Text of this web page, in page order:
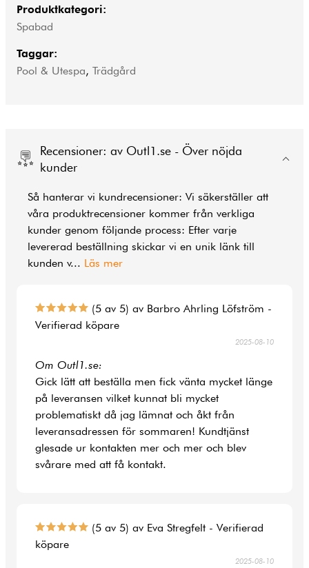
Produktkategori:
Spabad
Taggar:
Pool & Utespa, Trädgård
Recensioner: av Outl1.se - Över nöjda
kunder
Så hanterar vi kundrecensioner: Vi säkerställer att
våra produktrecensioner kommer från verkliga
kunder genom följande process: Efter varje
levererad beställning skickar vi en unik länk till
kunden v... Läs mer
(5 av 5) av Barbro Ahrling Löfström -
Verifierad köpare
2025-08-10
Om Outl1.se:
Gick lätt att beställa men fick vänta mycket länge
på leveransen vilket kunnat bli mycket
problematiskt då jag lämnat och åkt från
leveransadressen för sommaren! Kundtjänst
glesade ur kontakten mer och mer och blev
svårare med att få kontakt.
(5 av 5) av Eva Stregfelt - Verifierad
köpare
2025-08-10